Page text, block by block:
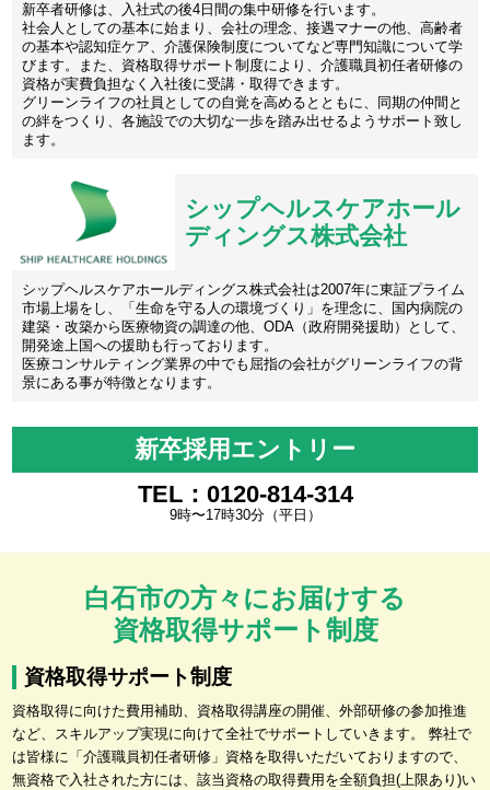
新卒者研修は、入社式の後4日間の集中研修を行います。
社会人としての基本に始まり、会社の理念、接遇マナーの他、高齢者
の基本や認知症ケア、介護保険制度についてなど専門知識について学
びます。また、資格取得サポート制度により、介護職員初任者研修の
資格が実費負担なく入社後に受講・取得できます。
グリーンライフの社員としての自覚を高めるとともに、同期の仲間と
の絆をつくり、各施設での大切な一歩を踏み出せるようサポート致し
ます。
シップヘルスケアホール
ディングス株式会社
シップヘルスケアホールディングス株式会社は2007年に東証プライム
市場上場をし、「生命を守る人の環境づくり」を理念に、国内病院の
建築・改築から医療物資の調達の他、ODA（政府開発援助）として、
開発途上国への援助も行っております。
医療コンサルティング業界の中でも屈指の会社がグリーンライフの背
景にある事が特徴となります。
新卒採用エントリー
TEL：0120-814-314
9時〜17時30分（平日）
白石市の方々にお届けする
資格取得サポート制度
資格取得サポート制度
資格取得に向けた費用補助、資格取得講座の開催、外部研修の参加推進
など、スキルアップ実現に向けて全社でサポートしていきます。 弊社で
は皆様に「介護職員初任者研修」資格を取得いただいておりますので、
無資格で入社された方には、該当資格の取得費用を全額負担(上限あり)い